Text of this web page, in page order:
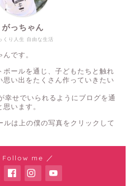
くり人生 自由な生活
がっちゃん
です。
ボールを通じ、子どもたちと触れ
思い出をたくさん作っていきたい
幸せでいられるようにブログを通
います。
ルは上の僕の写真をクリックして
Follow me ／